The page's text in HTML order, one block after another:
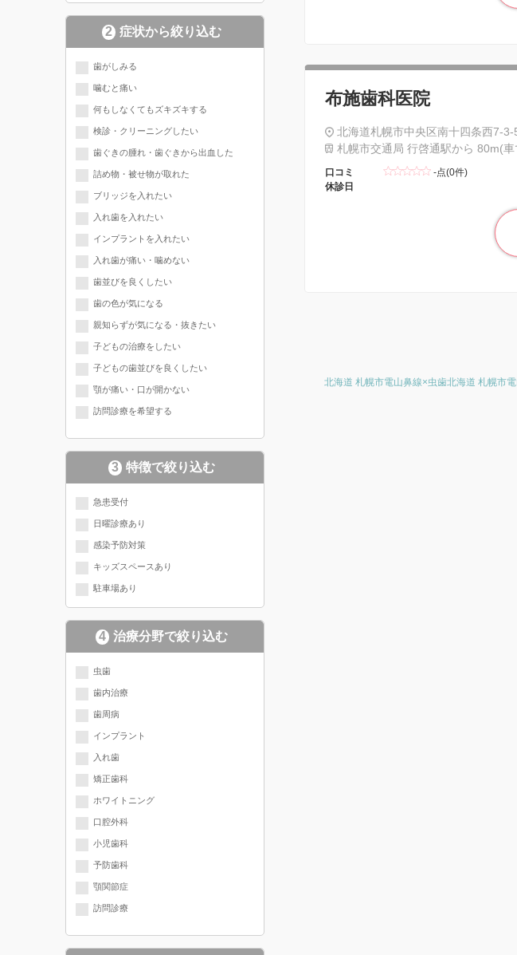
2 症状から絞り込む
歯がしみる
噛むと痛い
何もしなくてもズキズキする
検診・クリーニングしたい
歯ぐきの腫れ・歯ぐきから出血した
詰め物・被せ物が取れた
ブリッジを入れたい
入れ歯を入れたい
インプラントを入れたい
入れ歯が痛い・噛めない
歯並びを良くしたい
歯の色が気になる
親知らずが気になる・抜きたい
子どもの治療をしたい
子どもの歯並びを良くしたい
顎が痛い・口が開かない
訪問診療を希望する
3 特徴で絞り込む
急患受付
日曜診療あり
感染予防対策
キッズスペースあり
駐車場あり
4 治療分野で絞り込む
現在選択されている分野にチェッ
クが入っています
虫歯
歯内治療
歯周病
インプラント
入れ歯
矯正歯科
ホワイトニング
口腔外科
小児歯科
予防歯科
顎関節症
訪問診療
布施歯科医院
北海道札幌市中央区南十四条西7-3-
札幌市交通局 行啓通駅から 80m(車
口コミ
-点(0件)
休診日
北海道 札幌市電山鼻線×虫歯北海道 札幌市